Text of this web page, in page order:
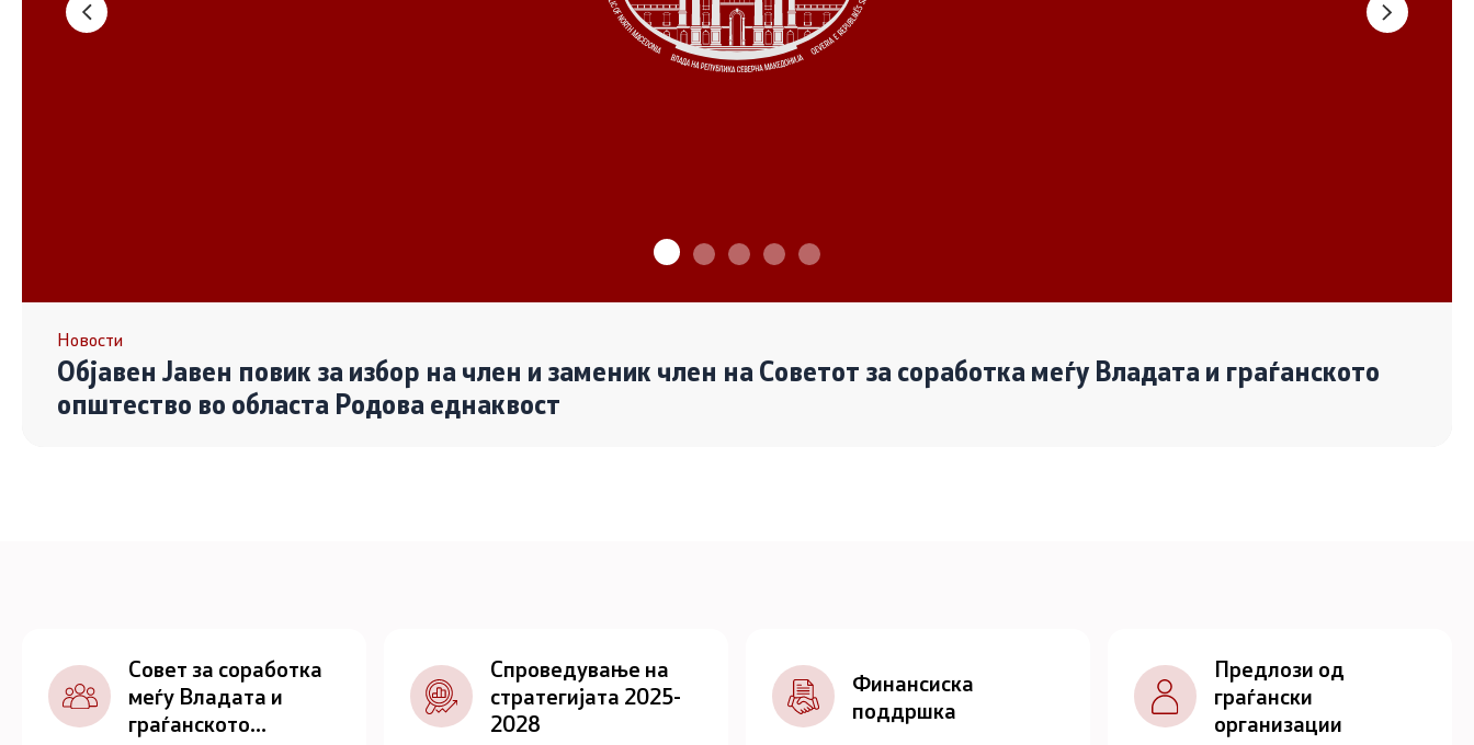
Дијалог меѓу Владата и граѓанскиот
Програми
Линкови
Изјава за пристапност
Новости
Објавен Јавен повик за избор на член и заменик член на Советот за соработка меѓу Владата и граѓанското
општество во областа Родова еднаквост
Совет за соработка
меѓу Владата и
граѓанското
Спроведување на
стратегијата 2025-
2028
Финансиска
поддршка
Предлози од
граѓански
организации